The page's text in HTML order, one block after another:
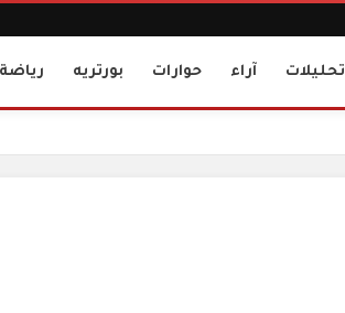
تحليلات آراء حوارات بورتريه رياضة